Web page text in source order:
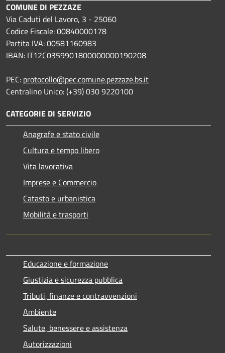
COMUNE DI PEZZAZE
Via Caduti del Lavoro, 3 - 25060
Codice Fiscale: 00840000178
Partita IVA: 00581160983
IBAN: IT12C0359901800000000190208
PEC: protocollo@pec.comune.pezzaze.bs.it
Centralino Unico: (+39) 030 9220100
CATEGORIE DI SERVIZIO
Anagrafe e stato civile
Cultura e tempo libero
Vita lavorativa
Imprese e Commercio
Catasto e urbanistica
Mobilità e trasporti
Educazione e formazione
Giustizia e sicurezza pubblica
Tributi, finanze e contravvenzioni
Ambiente
Salute, benessere e assistenza
Autorizzazioni